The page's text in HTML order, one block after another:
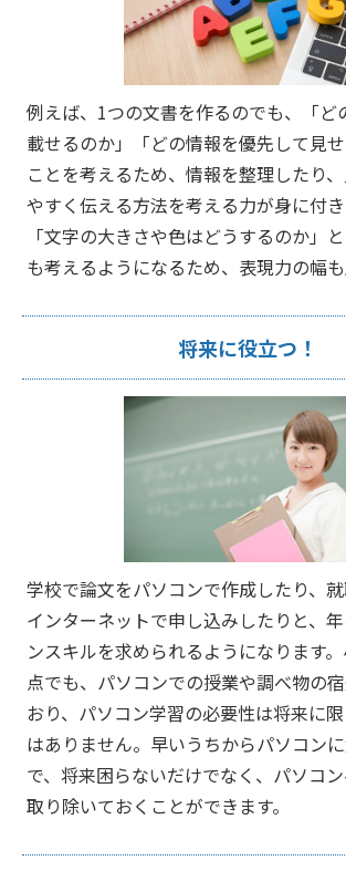
例えば、1つの文書を作るのでも、「ど
載せるのか」「どの情報を優先して見
ことを考えるため、情報を整理したり
やすく伝える方法を考える力が身に付き
「文字の大きさや色はどうするのか」
も考えるようになるため、表現力の幅も
将来に役立つ！
学校で論文をパソコンで作成したり、
インターネットで申し込みしたりと、
ンスキルを求められるようになります
点でも、パソコンでの授業や調べ物の
おり、パソコン学習の必要性は将来に
はありません。早いうちからパソコン
で、将来困らないだけでなく、パソコ
取り除いておくことができます。